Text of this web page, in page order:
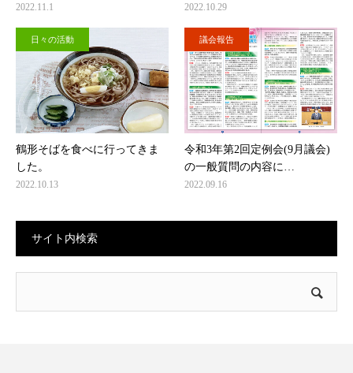
2022.11.1 2022.10.29
日々の活動
鶴形そばを食べに行ってきま
した。
2022.10.13
議会報告
令和3年第2回定例会(9月議会)
の一般質問の内容に…
2022.09.16
サイト内検索